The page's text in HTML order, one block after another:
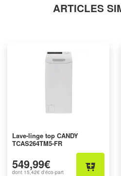
ARTICLES
Lave-linge top CANDY
TCAS264TM5-FR
549,99€
dont 15,42€ d'éco-part